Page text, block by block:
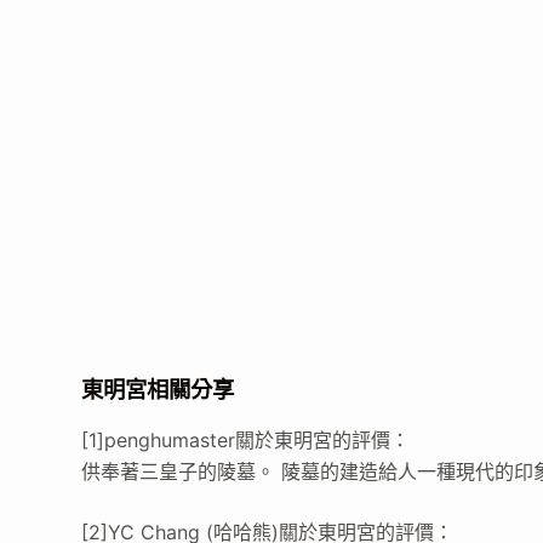
東明宮相關分享
[1]penghumaster關於東明宮的評價：
供奉著三皇子的陵墓。 陵墓的建造給人一種現代的印
[2]YC Chang (哈哈熊)關於東明宮的評價：